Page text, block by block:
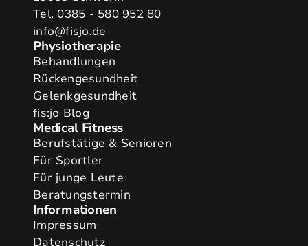
Tel. 0385 - 580 952 80
info@fisjo.de
Physiotherapie
Behandlungen
Rückengesundheit
Gelenkgesundheit
fis:jo Blog
Medical Fitness
Berufstätige & Senioren
Für Sportler
Für junge Leute
Beratungstermin
Informationen
Impressum
Datenschutz